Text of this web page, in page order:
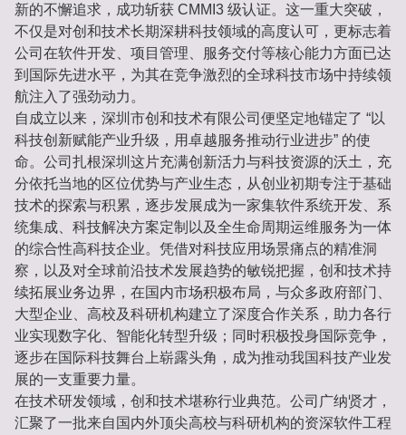
新的不懈追求，成功斩获 CMMI3 级认证。这一重大突破，
不仅是对创和技术长期深耕科技领域的高度认可，更标志着
公司在软件开发、项目管理、服务交付等核心能力方面已达
到国际先进水平，为其在竞争激烈的全球科技市场中持续领
航注入了强劲动力。
自成立以来，深圳市创和技术有限公司便坚定地锚定了 “以
科技创新赋能产业升级，用卓越服务推动行业进步” 的使
命。公司扎根深圳这片充满创新活力与科技资源的沃土，充
分依托当地的区位优势与产业生态，从创业初期专注于基础
技术的探索与积累，逐步发展成为一家集软件系统开发、系
统集成、科技解决方案定制以及全生命周期运维服务为一体
的综合性高科技企业。凭借对科技应用场景痛点的精准洞
察，以及对全球前沿技术发展趋势的敏锐把握，创和技术持
续拓展业务边界，在国内市场积极布局，与众多政府部门、
大型企业、高校及科研机构建立了深度合作关系，助力各行
业实现数字化、智能化转型升级；同时积极投身国际竞争，
逐步在国际科技舞台上崭露头角，成为推动我国科技产业发
展的一支重要力量。
在技术研发领域，创和技术堪称行业典范。公司广纳贤才，
汇聚了一批来自国内外顶尖高校与科研机构的资深软件工程